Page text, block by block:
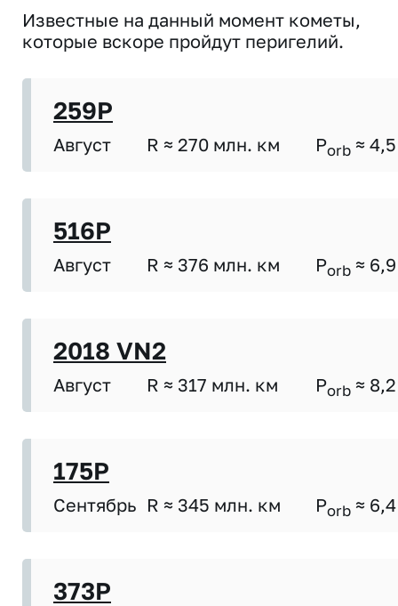
Известные на данный момент кометы,
которые вскоре пройдут перигелий.
259P
Август R ≈ 270 млн. км Porb ≈ 4,5
516P
Август R ≈ 376 млн. км Porb ≈ 6,9
2018 VN2
Август R ≈ 317 млн. км Porb ≈ 8,2
175P
Сентябрь R ≈ 345 млн. км Porb ≈ 6,4
373P